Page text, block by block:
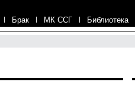
| Брак | МК ССГ | Библиотека